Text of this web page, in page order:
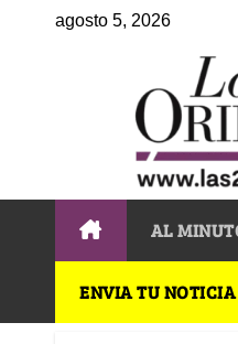
agosto 5, 2026
AL
ENVIA TU NOTICIA